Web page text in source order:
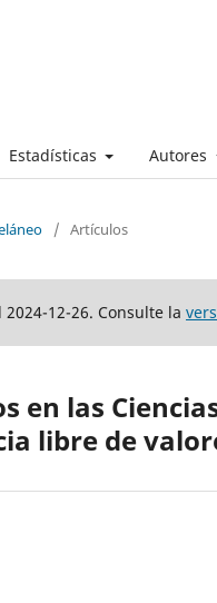
Estadísticas Autores
/ Artículos
12-26. Consulte la
en las
libre de